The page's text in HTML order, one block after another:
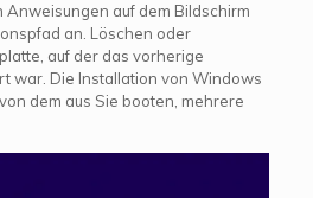
Anweisungen auf dem Bildschirm
an. Löschen oder
auf der das vorherige
war. Die Installation von Windows
dem aus Sie booten, mehrere